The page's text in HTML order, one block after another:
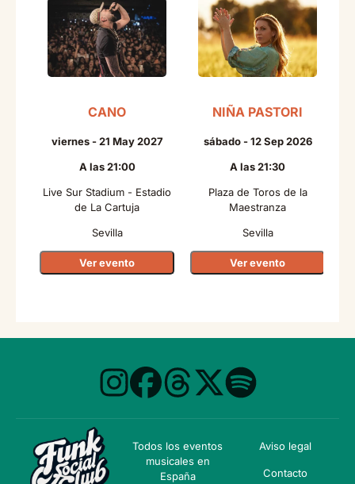
CANO
viernes - 21 May 2027
A las 21:00
Live Sur Stadium - Estadio
de La Cartuja
Sevilla
Ver evento
NIÑA PASTORI
sábado - 12 Sep 2026
A las 21:30
Plaza de Toros de la
Maestranza
Sevilla
Ver evento
Todos los eventos
musicales en
España
Aviso legal
Contacto